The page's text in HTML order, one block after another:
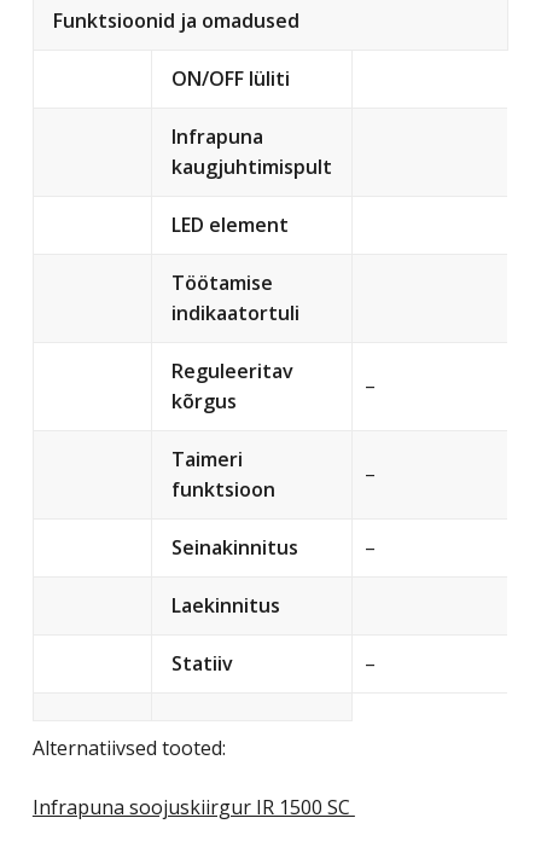
Funktsioonid ja omadused
ON/OFF lüliti
Infrapuna
kaugjuhtimispult
LED element
Töötamise
indikaatortuli
Reguleeritav
kõrgus
–
Taimeri
funktsioon
–
Seinakinnitus –
Laekinnitus
Statiiv –
Alternatiivsed tooted:
Infrapuna soojuskiirgur IR 1500 SC